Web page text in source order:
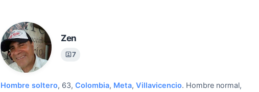
Zen
7
Hombre soltero, 63, Colombia, Meta, Villavicencio. Hombre normal,